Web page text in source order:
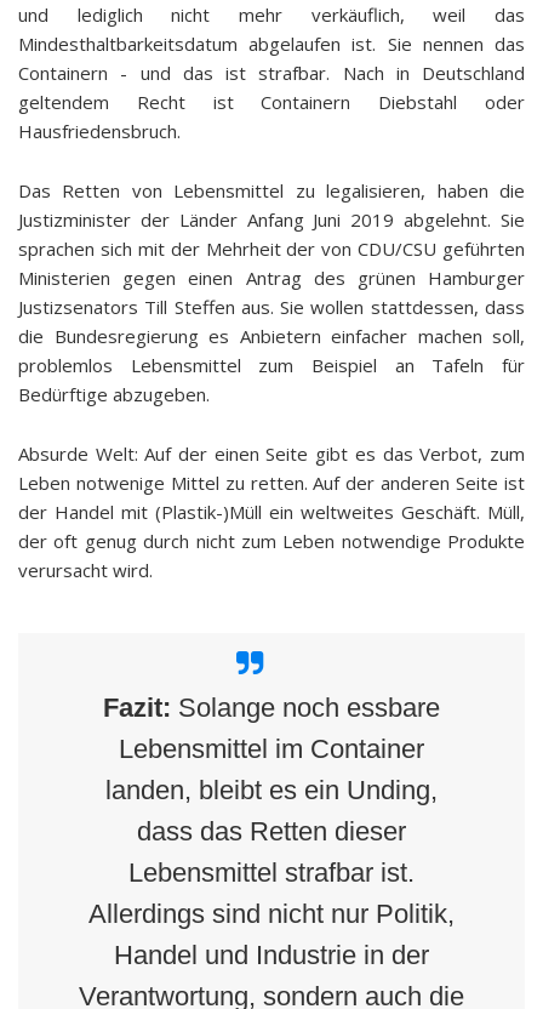
und lediglich nicht mehr verkäuflich, weil das
Mindesthaltbarkeitsdatum abgelaufen ist. Sie nennen das
Containern - und das ist strafbar. Nach in Deutschland
geltendem Recht ist Containern Diebstahl oder
Hausfriedensbruch.
Das Retten von Lebensmittel zu legalisieren, haben die
Justizminister der Länder Anfang Juni 2019 abgelehnt. Sie
sprachen sich mit der Mehrheit der von CDU/CSU geführten
Ministerien gegen einen Antrag des grünen Hamburger
Justizsenators Till Steffen aus. Sie wollen stattdessen, dass
die Bundesregierung es Anbietern einfacher machen soll,
problemlos Lebensmittel zum Beispiel an Tafeln für
Bedürftige abzugeben.
Absurde Welt: Auf der einen Seite gibt es das Verbot, zum
Leben notwenige Mittel zu retten. Auf der anderen Seite ist
der Handel mit (Plastik-)Müll ein weltweites Geschäft. Müll,
der oft genug durch nicht zum Leben notwendige Produkte
verursacht wird.
Fazit: Solange noch essbare
Lebensmittel im Container
landen, bleibt es ein Unding,
dass das Retten dieser
Lebensmittel strafbar ist.
Allerdings sind nicht nur Politik,
Handel und Industrie in der
Verantwortung, sondern auch die